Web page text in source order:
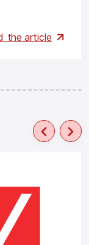
the article